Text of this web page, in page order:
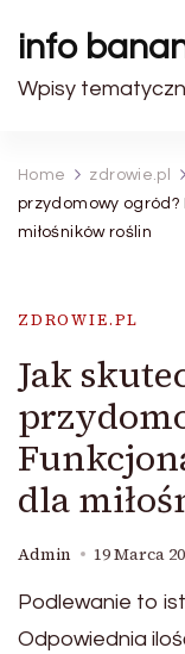
info
Wpisy
Home zdrowie.pl
przydomowy
miłośników roślin
ZDROWIE.PL
Jak
dla
Admin 19 Marca
Podlewanie to
Odpowiednia